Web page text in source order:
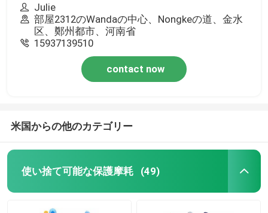
Julie
部屋2312のWandaの中心、Nongkeの道、金水
区、鄭州都市、河南省
15937139510
contact now
米国からの他のカテゴリー
使い捨て可能な保護摩耗 (49)